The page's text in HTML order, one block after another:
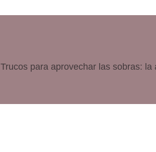
Trucos para aprovechar las sobras: